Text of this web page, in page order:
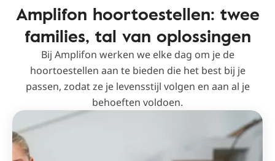
Amplifon hoortoestellen: twee
families, tal van oplossingen
Bij Amplifon werken we elke dag om je de
hoortoestellen aan te bieden die het best bij je
passen, zodat ze je levensstijl volgen en aan al je
behoeften voldoen.